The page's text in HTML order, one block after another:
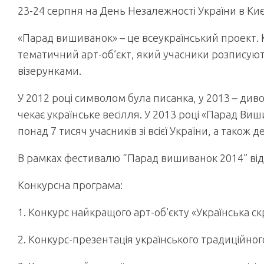
23-24 серпня на День Незалежності України в
«Парад вишиванок» – це всеукраїнський
тематичний арт-об’єкт, який учасники
візерунками.
У 2012 році символом була писанка, у 2013 –
чекає українське весілля. У 2013 році «Парад
понад 7 тисяч учасників зі всієї України, а також
В рамках фестивалю “Парад вишиванок 2014”
Конкурсна програма:
1. Конкурс найкращого арт-об’єкту «Українська
2. Конкурс-презентація українського